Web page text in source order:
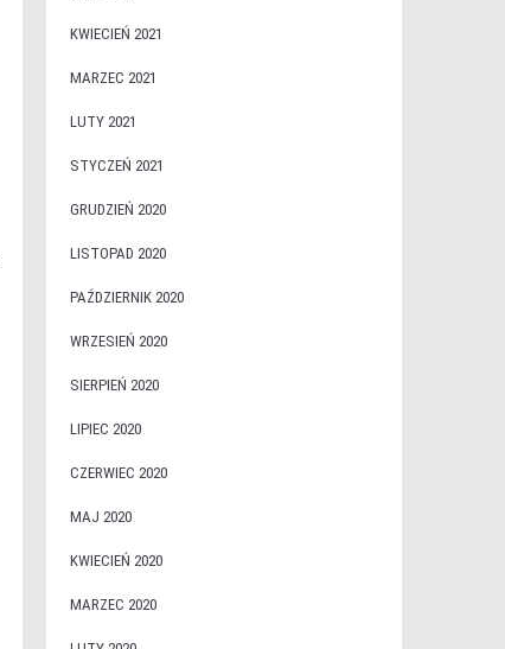
KWIECIEŃ 2021
MARZEC 2021
LUTY 2021
STYCZEŃ 2021
GRUDZIEŃ 2020
LISTOPAD 2020
PAŹDZIERNIK 2020
WRZESIEŃ 2020
SIERPIEŃ 2020
LIPIEC 2020
CZERWIEC 2020
MAJ 2020
KWIECIEŃ 2020
MARZEC 2020